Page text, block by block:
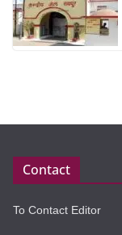
Contact
To Contact Editor